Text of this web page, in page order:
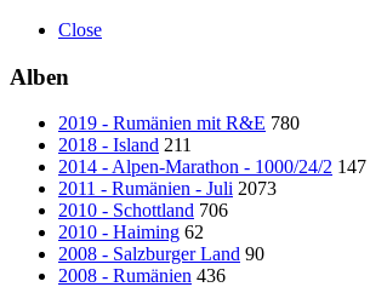
Close
Alben
2019 - Rumänien mit R&E 780
2018 - Island 211
2014 - Alpen-Marathon - 1000/24/2 147
2011 - Rumänien - Juli 2073
2010 - Schottland 706
2010 - Haiming 62
2008 - Salzburger Land 90
2008 - Rumänien 436